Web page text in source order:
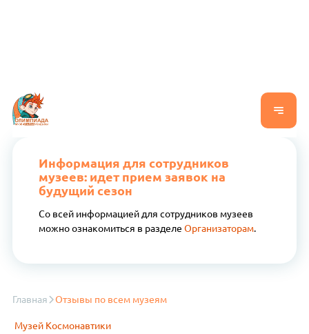
Информация для сотрудников
музеев: идет прием заявок на
будущий сезон
Со всей информацией для сотрудников музеев
можно ознакомиться в разделе Организаторам.
Главная Отзывы по всем музеям
Музей Космонавтики